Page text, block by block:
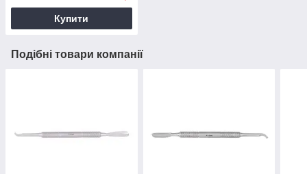
Купити
Подібні товари компанії